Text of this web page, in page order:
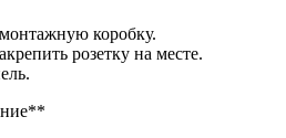
коробку.
розетку на месте.